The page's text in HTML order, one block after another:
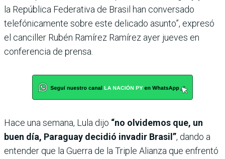
la República Federativa de Brasil han conversado
telefónicamente sobre este delicado asunto”, expresó
el canciller Rubén Ramírez Ramírez ayer jueves en
conferencia de prensa.
Hace una semana, Lula dijo “no olvidemos que, un
buen día, Paraguay decidió invadir Brasil”, dando a
entender que la Guerra de la Triple Alianza que enfrentó